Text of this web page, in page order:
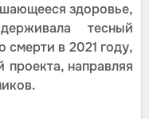
здоровье,
тесный
смерти в 2021 году,
направляя